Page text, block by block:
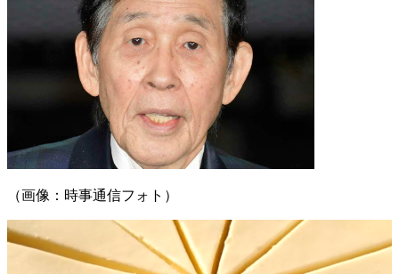
（画像：時事通信フォト）